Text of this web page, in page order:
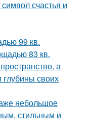
счастья и
99 кв.
83 кв.
а
глубины своих
небольшое
стильным и